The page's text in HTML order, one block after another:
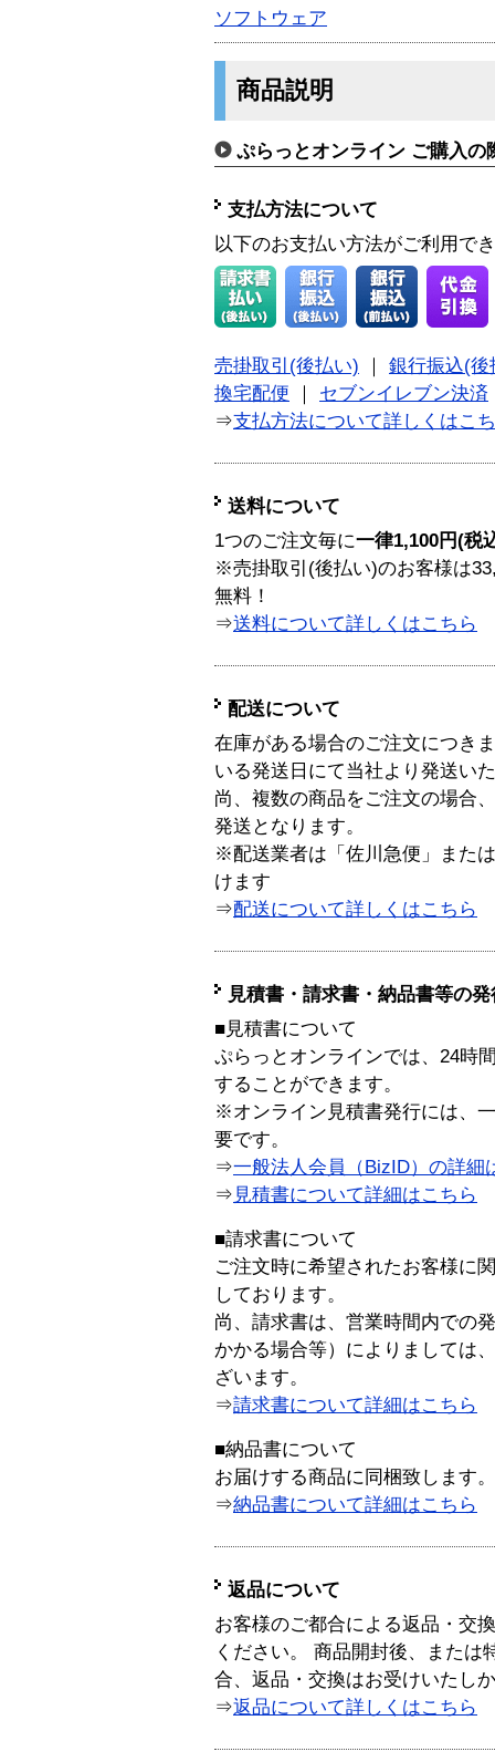
ソフトウェア
商品説明
ぷらっとオンライン ご購入の
支払方法について
以下のお支払い方法がご利用で
売掛取引(後払い)
銀行振込(後
換宅配便
セブンイレブン決済
⇒支払方法について詳しくはこ
送料について
1つのご注文毎に一律1,100円(税
※売掛取引(後払い)のお客様は
無料！
⇒送料について詳しくはこちら
配送について
在庫がある場合のご注文につき
いる発送日にて当社より発送い
尚、複数の商品をご注文の場合
発送となります。
※配送業者は「佐川急便」また
けます
⇒配送について詳しくはこちら
見積書・請求書・納品書等の
■見積書について
ぷらっとオンラインでは、24時
することができます。
※オンライン見積書発行には、
要です。
⇒一般法人会員（BizID）の詳細
⇒ 見積書について詳細はこちら
■請求書について
ご注文時に希望されたお客様に
しております。
尚、請求書は、営業時間内での
かかる場合等）によりましては
ざいます。
⇒請求書について詳細はこちら
■納品書について
お届けする商品に同梱致します。
⇒納品書について詳細はこちら
返品について
お客様のご都合による返品・交
ください。 商品開封後、または
合、返品・交換はお受けいたし
⇒返品について詳しくはこちら